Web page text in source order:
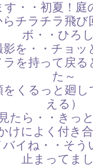
・・初夏！
チラチラ飛
ボ・・ひろ
を・・チョ
を持って戻
た～
くるっと廻
える）
たら・・きっ
けによく付き
イね・・そ
止まってま